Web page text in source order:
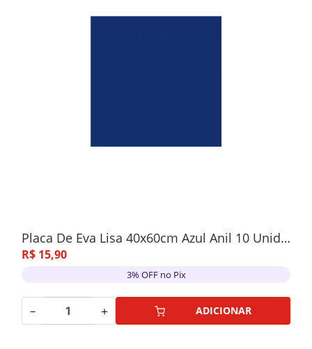
Placa De Eva Lisa 40x60cm Azul Anil 10 Unidades
R$ 15,90
3% OFF no Pix
－ ＋ ADICIONAR